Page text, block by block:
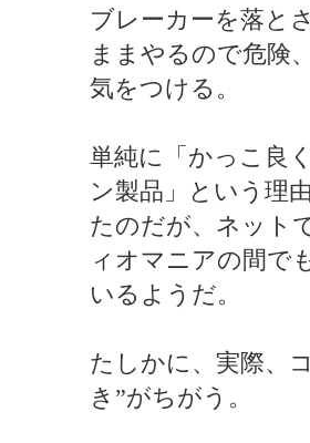
ブレーカーを落と
ままやるので危険
気をつける。
単純に「かっこ良
ン製品」という理
たのだが、ネット
ィオマニアの間で
いるようだ。
たしかに、実際、
き”がちがう。